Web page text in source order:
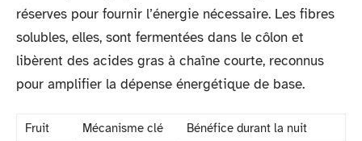
réserves pour fournir l’énergie nécessaire. Les fibres
solubles, elles, sont fermentées dans le côlon et
libèrent des acides gras à chaîne courte, reconnus
pour amplifier la dépense énergétique de base.
Fruit Mécanisme clé Bénéfice durant la nuit